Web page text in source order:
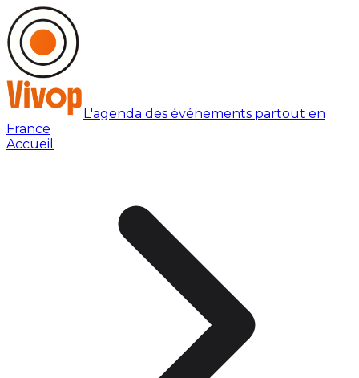
L'agenda des événements partout en
France
Accueil